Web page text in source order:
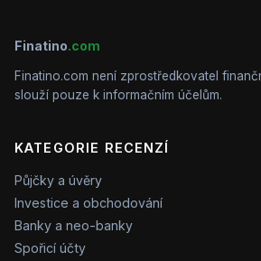
Finatino.com
Finatino.com není zprostředkovatel
slouží pouze k informačním účelům.
KATEGORIE RECENZÍ
Půjčky a úvěry
Investice a obchodování
Banky a neo-banky
Spořicí účty